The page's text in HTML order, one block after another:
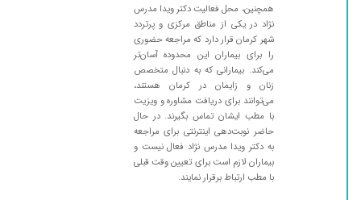
زایمان،عالی بود
مشکل خاصی نبود برای چکا پ سالیانه رفتم
سلام وقت بخیر خانم دکترسرطان دخترم بموقع
تشخیص دادن و الحمدالله بخیرگذشت ممنون
ازخانم
مشکل عفونت و قارچ بسیار راضی بودم از نحوه
درمان
کیست الان تحت درمانم
همچنین، محل فعالیت دکتر ویدا مدرس
نژاد در یکی از مناطق مرکزی و پرتردد
شهر کرمان قرار دارد که مراجعه حضوری
را برای بیماران این محدوده آسان‌تر
می‌کند. بیمارانی که به دنبال متخصص
زنان و زایمان در کرمان هستند،
می‌توانند برای دریافت مشاوره و ویزیت
با مطب ایشان تماس بگیرند. در حال
حاضر نوبت‌دهی اینترنتی برای مراجعه
به دکتر ویدا مدرس نژاد فعال نیست و
بیماران لازم است برای تعیین وقت قبلی
با مطب ارتباط برقرار نمایند.